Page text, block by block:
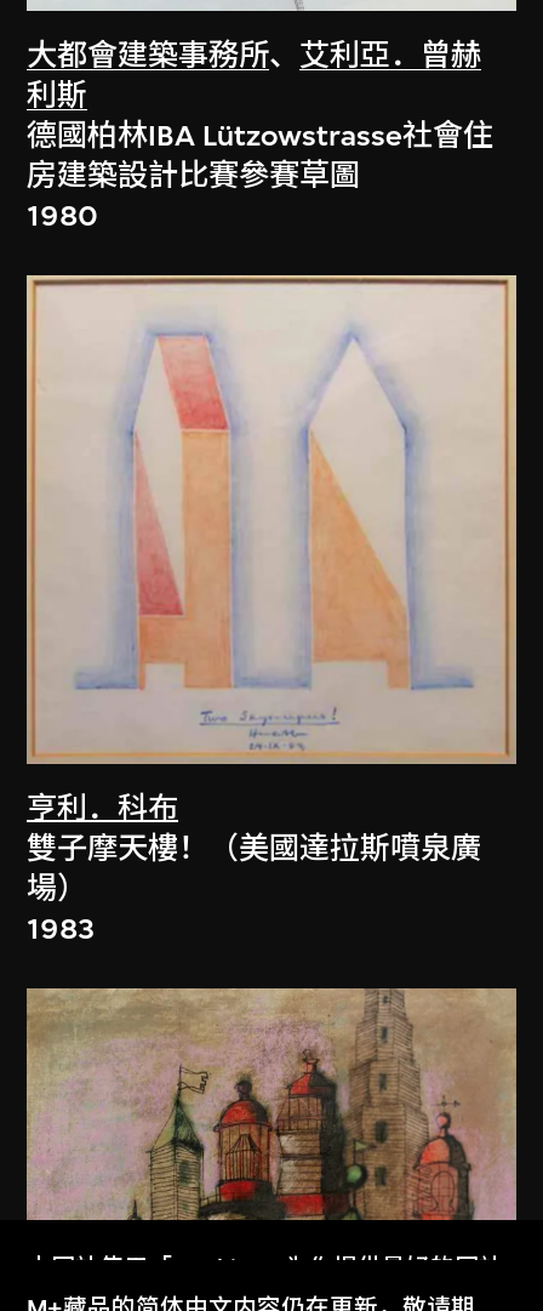
大都會建築事務所、 艾利亞．曾赫
利斯
德國柏林IBA Lützowstrasse社會住
房建築設計比賽參賽草圖
1980
亨利．科布
雙子摩天樓！（美國達拉斯噴泉廣
場）
1983
本网站使用「Cookies」为你提供最好的网站